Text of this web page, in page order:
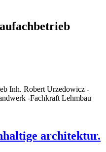
Inh. Robert Urzedowicz -
-Fachkraft Lehmbau
architektur.